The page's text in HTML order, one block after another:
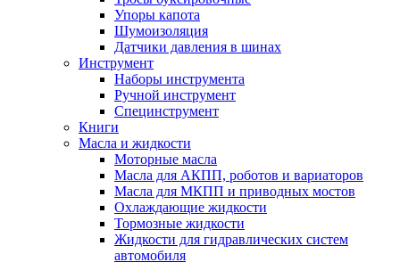
Упоры капота
Шумоизоляция
Датчики давления в шинах
Инструмент
Наборы инструмента
Ручной инструмент
Специнструмент
Книги
Масла и жидкости
Моторные масла
Масла для АКПП, роботов и вариаторов
Масла для МКПП и приводных мостов
Охлаждающие жидкости
Тормозные жидкости
Жидкости для гидравлических систем
автомобиля